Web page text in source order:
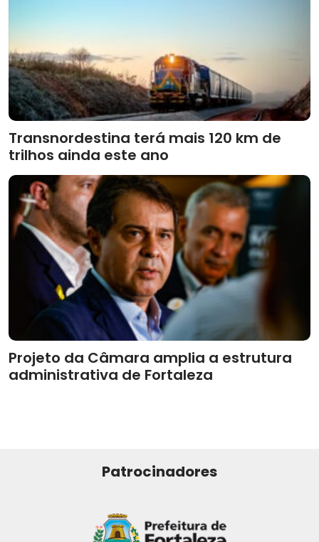
Transnordestina terá mais 120 km de
trilhos ainda este ano
Projeto da Câmara amplia a estrutura
administrativa de Fortaleza
Patrocinadores